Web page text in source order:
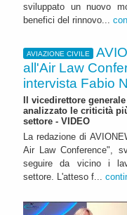
sviluppato un nuovo
benefici del rinnovo...
AVIAZIONE CIVILE
all'Air Law
intervista Fabio
Il vicedirettore
analizzato le criticità
settore - VIDEO
La redazione di
Air Law Conference",
seguire da vicino i
settore. L'atteso f...